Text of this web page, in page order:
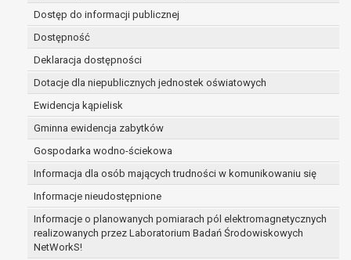
Dostęp do informacji publicznej
Dostępność
Deklaracja dostępności
Dotacje dla niepublicznych jednostek oświatowych
Ewidencja kąpielisk
Gminna ewidencja zabytków
Gospodarka wodno-ściekowa
Informacja dla osób mających trudności w komunikowaniu się
Informacje nieudostępnione
Informacje o planowanych pomiarach pól elektromagnetycznych
realizowanych przez Laboratorium Badań Środowiskowych
NetWorkS!
archiwizacji określonymi przez przepisy prawa
powszechnie obowiązującego.
W przypadku, gdy dane osobowe przetwarzane są
na podstawie zgody osoby, której dane dotyczą
przetwarzanie odbywa się do czasu wycofania tej
zgody.
W przypadku, gdy dane osobowe przetwarzane są
w celu zawarcia i realizacji umowy przetwarzanie
odbywa się przez okres niezbędny do realizacji
zawartej umowy, a po tym czasie w zakresie
wymaganym przez przepisy prawa lub dla
zabezpieczenia ewentualnych roszczeń, a w
przypadku wyrażenia zgody na przetwarzanie
danych po zakończeniu i rozliczeniu umowy, do
czasu wycofania tej zgody.